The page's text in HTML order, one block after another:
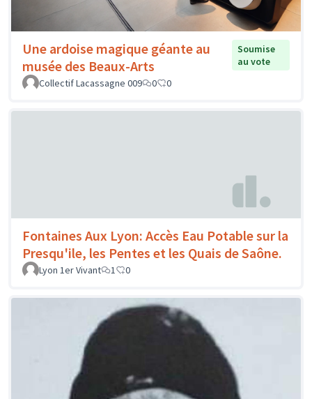
Une ardoise magique géante au
musée des Beaux-Arts
Soumise
au vote
Collectif Lacassagne 009
0 0
Fontaines Aux Lyon: Accès Eau Potable sur la
Presqu'ile, les Pentes et les Quais de Saône.
Lyon 1er Vivant 1 0